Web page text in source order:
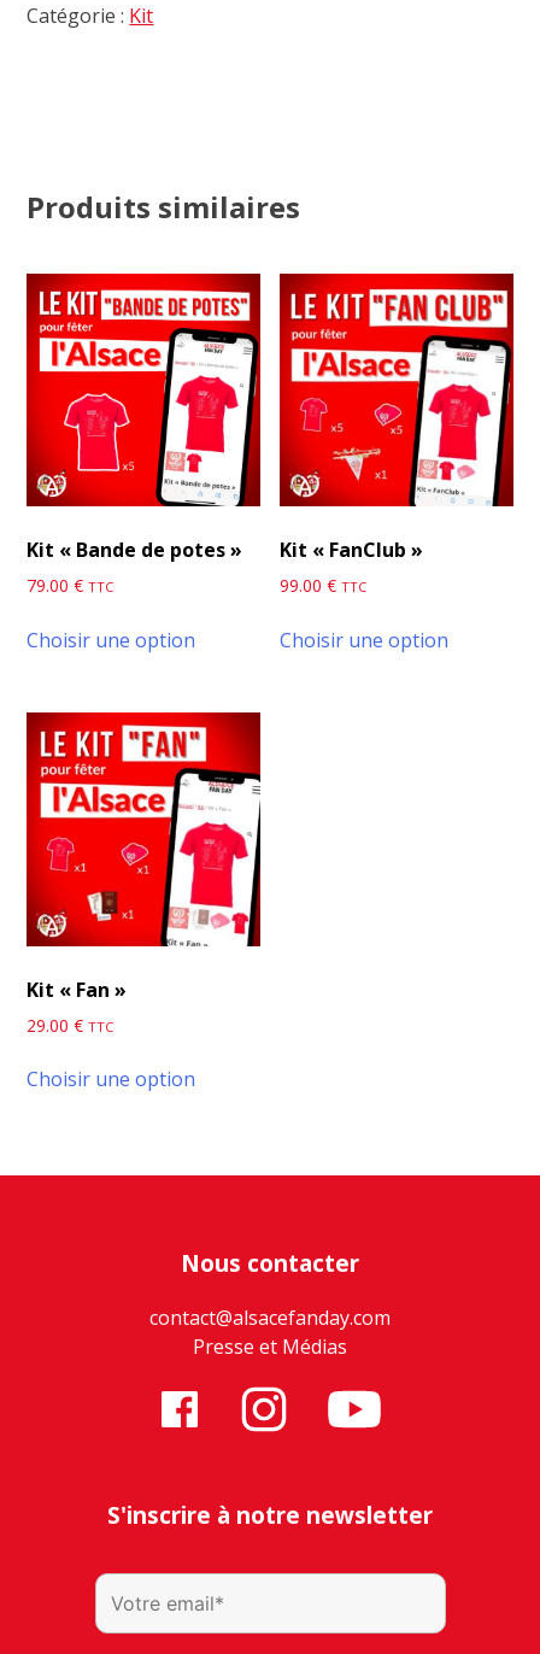
Catégorie : Kit
Produits similaires
Kit « Bande de potes »
79.00€ TTC
Choisir une option
Kit « FanClub »
99.00€ TTC
Choisir une option
Kit « Fan »
29.00€ TTC
Choisir une option
Nous contacter
contact@alsacefanday.com
Presse et Médias
S'inscrire à notre newsletter